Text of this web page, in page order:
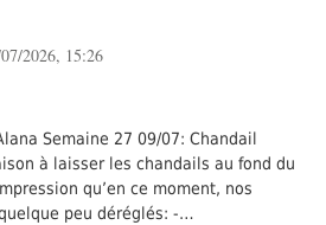
2026, 15:26
Semaine 27 09/07: Chandail
à laisser les chandails au fond du
qu’en ce moment, nos
peu déréglés: -…